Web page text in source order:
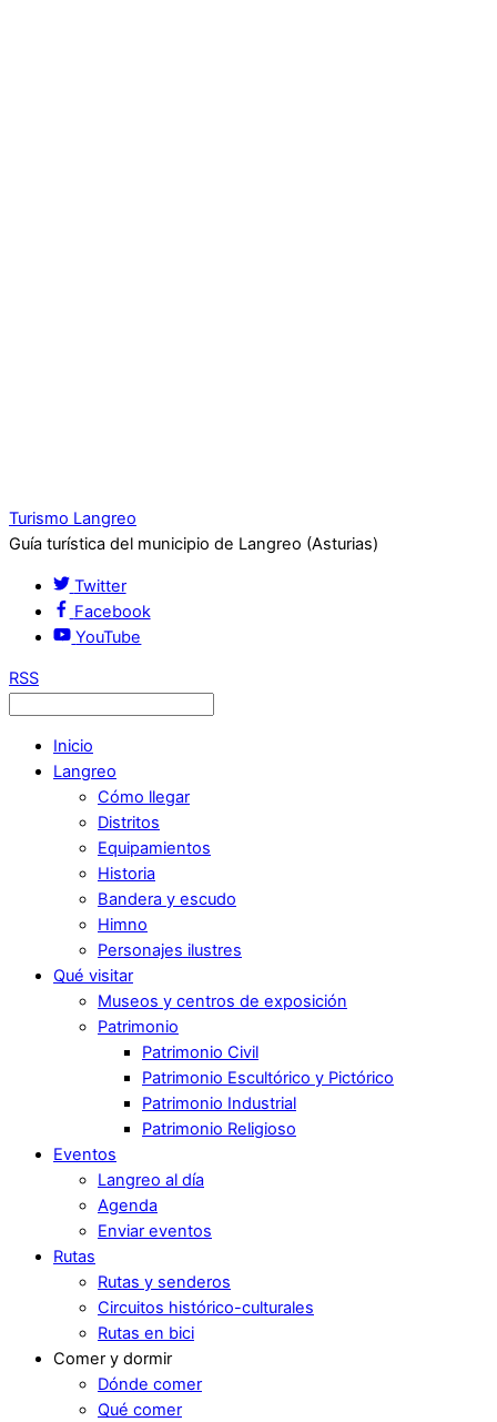
Turismo Langreo
Guía turística del municipio de Langreo (Asturias)
Twitter
Facebook
YouTube
RSS
Inicio
Langreo
Cómo llegar
Distritos
Equipamientos
Historia
Bandera y escudo
Himno
Personajes ilustres
Qué visitar
Museos y centros de exposición
Patrimonio
Patrimonio Civil
Patrimonio Escultórico y Pictórico
Patrimonio Industrial
Patrimonio Religioso
Eventos
Langreo al día
Agenda
Enviar eventos
Rutas
Rutas y senderos
Circuitos histórico-culturales
Rutas en bici
Comer y dormir
Dónde comer
Qué comer